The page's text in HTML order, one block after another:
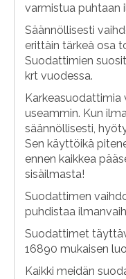
varmistua puhtaan
Säännöllisesti
erittäin tärkeä osa
Suodattimien
krt vuodessa.
useammin. Kun
säännöllisesti,
Sen käyttöikä
ennen kaikkea
sisäilmasta!
Suodattimen
puhdistaa
Suodattimet
16890 mukaisen
Kaikki meidän